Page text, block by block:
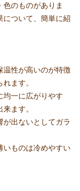
のものがありま
について、簡単に紹
温性が高いのが特徴
ます。
均一に広がりやす
ます。
が出ないとしてガラ
いものは冷めやすい